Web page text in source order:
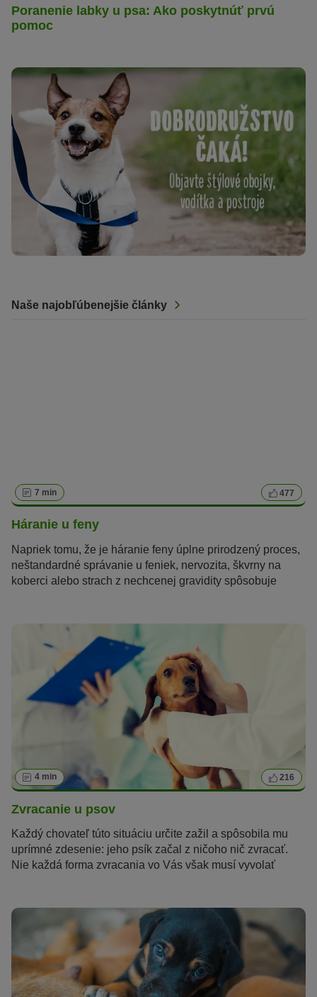
Poranenie labky u psa: Ako poskytnúť prvú
pomoc
Naše najobľúbenejšie články
7 min 477
Háranie u feny
Napriek tomu, že je háranie feny úplne prirodzený proces,
neštandardné správanie u feniek, nervozita, škvrny na
koberci alebo strach z nechcenej gravidity spôsobuje
dozviete na nasledujúcich riadkoch.
4 min 216
Zvracanie u psov
Každý chovateľ túto situáciu určite zažil a spôsobila mu
uprímné zdesenie: jeho psík začal z ničoho nič zvracať.
Nie každá forma zvracania vo Vás však musí vyvolať
Jednorázový nástup tohto problému je úplne neškodný, ak
sa však vyskytuje častejšie alebo ovplyvňuje zdravotný
stav psíka, potom je návšteva veterinára nevyhnutná.
Zvracaním sa vlastne telo niečomu bráni, jedná sa o jeho
ochranný mechanizmus. Týmto reflexom dokáže totiž
efektívne a rýchlo vylúčiť von jedovaté alebo nechcené